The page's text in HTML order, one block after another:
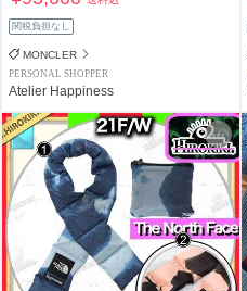
関税負担なし
MONCLER
PERSONAL SHOPPER
Atelier Happiness